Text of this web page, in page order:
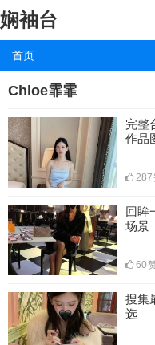
娴袖台
首页
Chloe霏霏
完整
作品
287
回眸
场景
60
搜集
选